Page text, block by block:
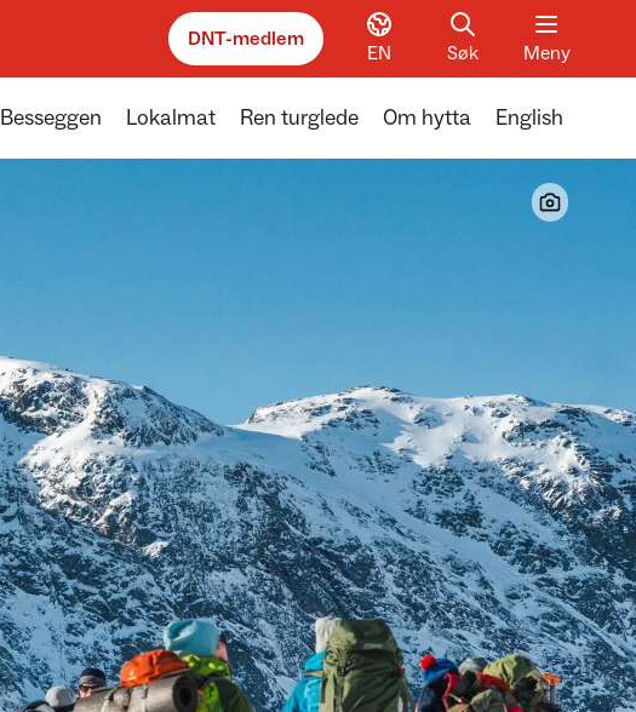
DNT-medlem
EN Søk Meny
Besseggen Lokalmat Ren turglede Om hytta English